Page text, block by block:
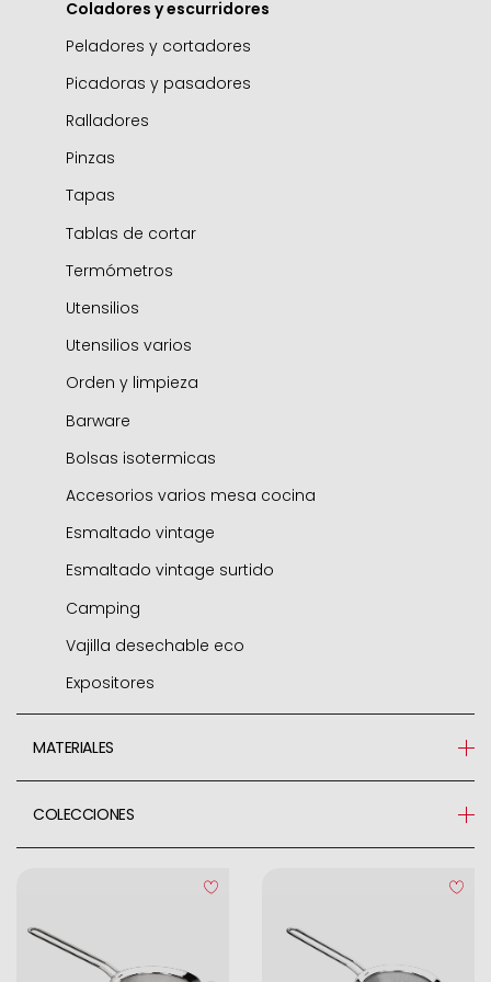
Accesorios
Coladores y escurridores
Peladores y cortadores
Picadoras y pasadores
Ralladores
Pinzas
Tapas
Tablas de cortar
Termómetros
Utensilios
Utensilios varios
Orden y limpieza
Barware
Bolsas isotermicas
Accesorios varios mesa cocina
Esmaltado vintage
Esmaltado vintage surtido
Camping
Vajilla desechable eco
Expositores
MATERIALES
Acero Inoxidable
Franela
COLECCIONES
Clásica